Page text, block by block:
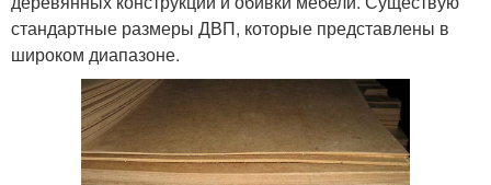
стандартные размеры ДВП, которые представлены в
широком диапазоне.